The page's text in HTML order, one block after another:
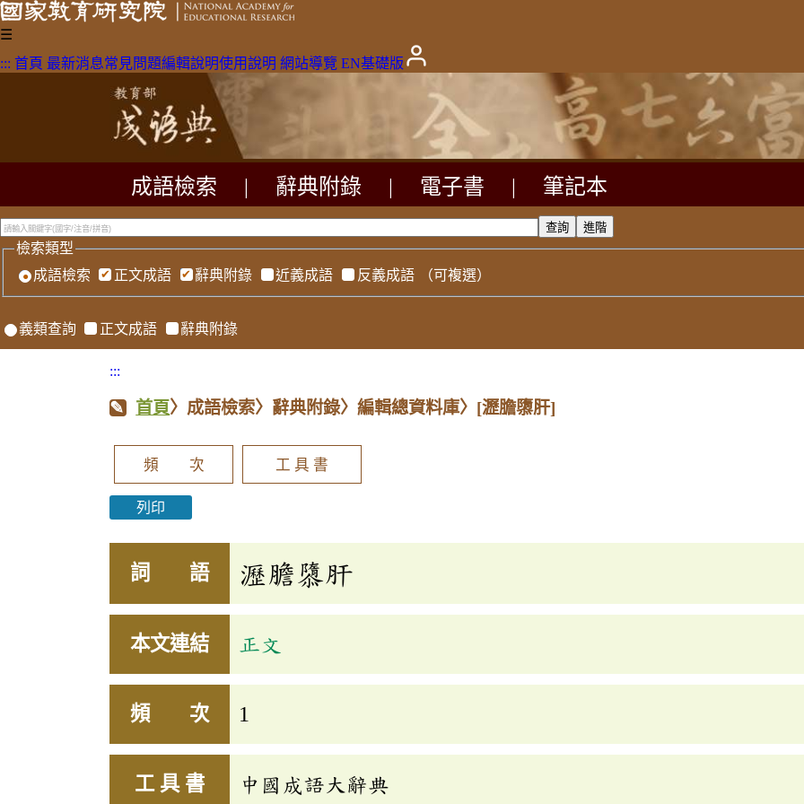
☰
::: 首頁 最新消息常見問題編輯說明使用說明 網站導覽 EN基礎版
成語檢索 辭典附錄 電子書 筆記本
檢索類型
成語檢索
正文成語 辭典附錄 近義成語 反義成語 （可複選）
義類查詢 正文成語 辭典附錄
:::
首頁〉成語檢索〉辭典附錄〉編輯總資料庫〉 [瀝膽隳肝]
頻 次 工 具 書
列印
詞 語 瀝膽隳肝
本文連結 正文
頻 次 1
工 具 書 中國成語大辭典